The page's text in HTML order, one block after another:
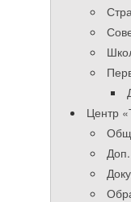
Центр